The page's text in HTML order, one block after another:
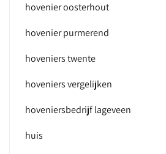
hovenier oosterhout
hovenier purmerend
hoveniers twente
hoveniers vergelijken
hoveniersbedrijf lageveen
huis